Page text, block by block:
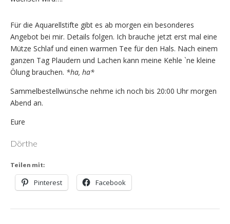
Für die Aquarellstifte gibt es ab morgen ein besonderes
Angebot bei mir. Details folgen. Ich brauche jetzt erst mal eine
Mütze Schlaf und einen warmen Tee für den Hals. Nach einem
ganzen Tag Plaudern und Lachen kann meine Kehle `ne kleine
Ölung brauchen. *ha, ha*
Sammelbestellwünsche nehme ich noch bis 20:00 Uhr morgen
Abend an.
Eure
Dörthe
Teilen mit:
Pinterest Facebook